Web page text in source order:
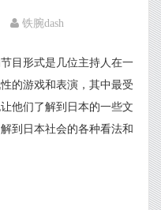
铁腕dash
目形式是几位主持人在一
的游戏和表演，其中最受
他们了解到日本的一些文
到日本社会的各种看法和